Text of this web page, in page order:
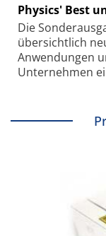
Physics' Best
Die
übersichtlich
Anwendungen
Unternehmen